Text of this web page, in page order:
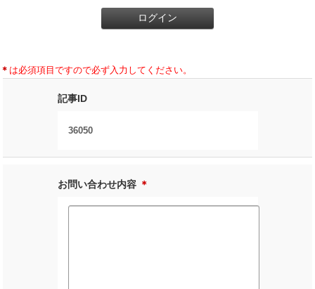
＊ は必須項目ですので必ず入力してください。
記事ID
36050
お問い合わせ内容 ＊